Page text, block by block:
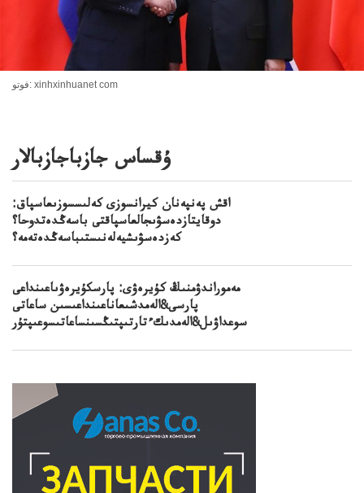
فوتو: xinhxinhuanet com
ۇقساس جازباجازبالار
اقش پەنپەنان كيرانسوزى كەلىسسوزىعاسپاق:
دوقايتازدەسۋىجالعاسپاقتى باسەڭدەتدوحا؟
كەزدەسۋىشيەلەنىستىباسەڭدەتەمە؟
مەموراندۋمنىڭ كۇيرەۋى: پارسكۇيرەۋىاعىنداعى
پارسى&الەمدشىعاناعىنداعىسىن ساعاتى
سوعداۋىل&الەمدىكءتارتىپتىڭسىنساعاتىسوعىپتۇر